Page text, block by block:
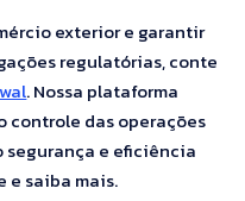
exterior e garantir
regulatórias, conte
. Nossa plataforma
controle das operações
e eficiência
e saiba mais.